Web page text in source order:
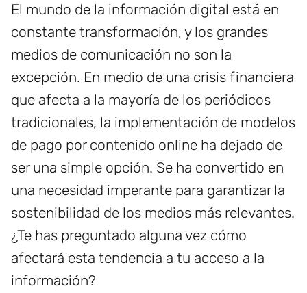
El mundo de la información digital está en
constante transformación, y los grandes
medios de comunicación no son la
excepción. En medio de una crisis financiera
que afecta a la mayoría de los periódicos
tradicionales, la implementación de modelos
de pago por contenido online ha dejado de
ser una simple opción. Se ha convertido en
una necesidad imperante para garantizar la
sostenibilidad de los medios más relevantes.
¿Te has preguntado alguna vez cómo
afectará esta tendencia a tu acceso a la
información?